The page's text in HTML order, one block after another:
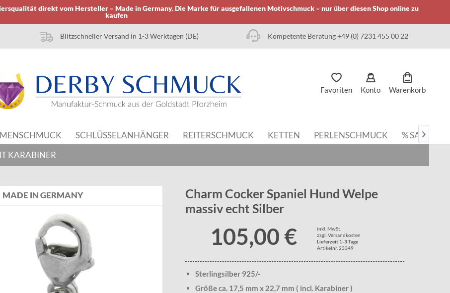
direkt vom Hersteller – Made in Germany. Die Marke für ausgefallenen Motivschmuck – nur über diesen Shop online zu
kaufen
Blitzschneller Versand in 1-3 Werktagen (DE) Kompetente Beratung +49 (0) 7231 455 00 22
Favoriten Konto Warenkorb
SCHLÜSSELANHÄNGER REITERSCHMUCK KETTEN PERLENSCHMUCK % SALE

KARABINER
MADE IN GERMANY
Charm Cocker Spaniel Hund Welpe
massiv echt Silber
105,00 €
inkl. MwSt.
zzgl. Versandkosten
Lieferzeit 1-3 Tage
Artikelnr. 23349
Sterlingsilber 925/-
Größe ca. 17,5 mm x 22,7 mm ( incl. Karabiner )